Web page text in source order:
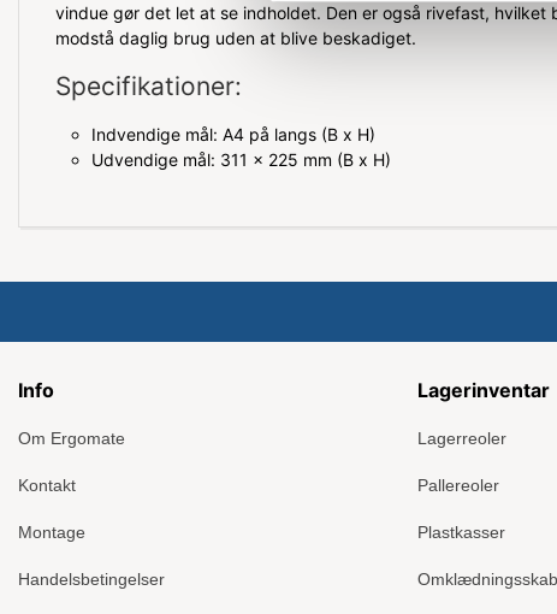
vindue gør det let at se indholdet. Den er også rivefast, hvilket
modstå daglig brug uden at blive beskadiget.
Specifikationer:
Indvendige mål: A4 på langs (B x H)
Udvendige mål: 311 x 225 mm (B x H)
Info
Om Ergomate
Kontakt
Montage
Handelsbetingelser
Lagerinventar
Lagerreoler
Pallereoler
Plastkasser